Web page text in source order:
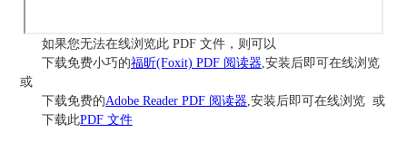
如果您无法在线浏览此 PDF 文件，则可以
下载免费小巧的福昕(Foxit) PDF 阅读器 ,安装后即可在线浏览
或
下载免费的Adobe Reader PDF 阅读器 ,安装后即可在线浏览 或
下载此PDF 文件